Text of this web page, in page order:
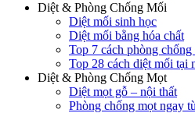
Diệt & Phòng Chống Mối
Diệt mối sinh học
Diệt mối bằng hóa chất
Top 7 cách phòng
Top 28 cách diệt mối tại
Diệt & Phòng Chống Mọt
Diệt mọt gỗ – nội thất
Phòng chống mọt ngay